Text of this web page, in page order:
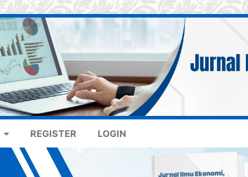
REGISTER LOGIN